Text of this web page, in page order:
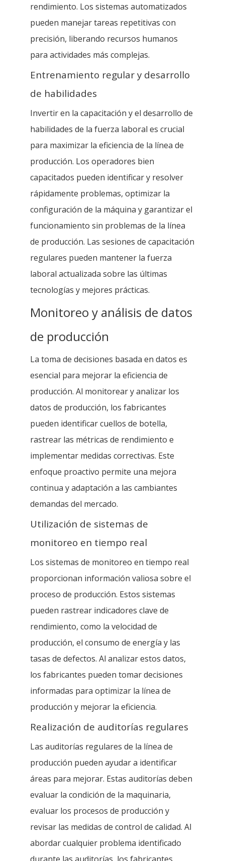
rendimiento. Los sistemas automatizados
pueden manejar tareas repetitivas con
precisión, liberando recursos humanos
para actividades más complejas.
Entrenamiento regular y desarrollo
de habilidades
Invertir en la capacitación y el desarrollo de
habilidades de la fuerza laboral es crucial
para maximizar la eficiencia de la línea de
producción. Los operadores bien
capacitados pueden identificar y resolver
rápidamente problemas, optimizar la
configuración de la máquina y garantizar el
funcionamiento sin problemas de la línea
de producción. Las sesiones de capacitación
regulares pueden mantener la fuerza
laboral actualizada sobre las últimas
tecnologías y mejores prácticas.
Monitoreo y análisis de datos
de producción
La toma de decisiones basada en datos es
esencial para mejorar la eficiencia de
producción. Al monitorear y analizar los
datos de producción, los fabricantes
pueden identificar cuellos de botella,
rastrear las métricas de rendimiento e
implementar medidas correctivas. Este
enfoque proactivo permite una mejora
continua y adaptación a las cambiantes
demandas del mercado.
Utilización de sistemas de
monitoreo en tiempo real
Los sistemas de monitoreo en tiempo real
proporcionan información valiosa sobre el
proceso de producción. Estos sistemas
pueden rastrear indicadores clave de
rendimiento, como la velocidad de
producción, el consumo de energía y las
tasas de defectos. Al analizar estos datos,
los fabricantes pueden tomar decisiones
informadas para optimizar la línea de
producción y mejorar la eficiencia.
Realización de auditorías regulares
Las auditorías regulares de la línea de
producción pueden ayudar a identificar
áreas para mejorar. Estas auditorías deben
evaluar la condición de la maquinaria,
evaluar los procesos de producción y
revisar las medidas de control de calidad. Al
abordar cualquier problema identificado